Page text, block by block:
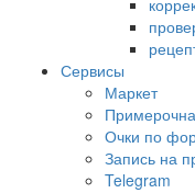
Сервисы
Маркет
Очки по
Запись на
Telegram